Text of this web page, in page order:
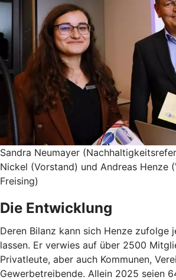
Sandra Neumayer
Nickel (Vorstand) und Andreas Henze
Freising)
Die Entwicklung
Deren Bilanz kann sich Henze zufolge
lassen. Er verwies auf über 2500
Privatleute, aber auch Kommunen,
Gewerbetreibende. Allein 2025 seien